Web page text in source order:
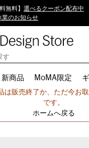
無料】 選べるクーポン配布中
業のお知らせ
新商品 MoMA限定
申し訳ございません。
は販売終了か、ただ今お
です。
ホームへ戻る